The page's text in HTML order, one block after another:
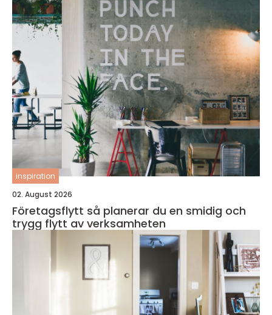
inspiration
02. August 2026
Företagsflytt så planerar du en smidig och
trygg flytt av verksamheten